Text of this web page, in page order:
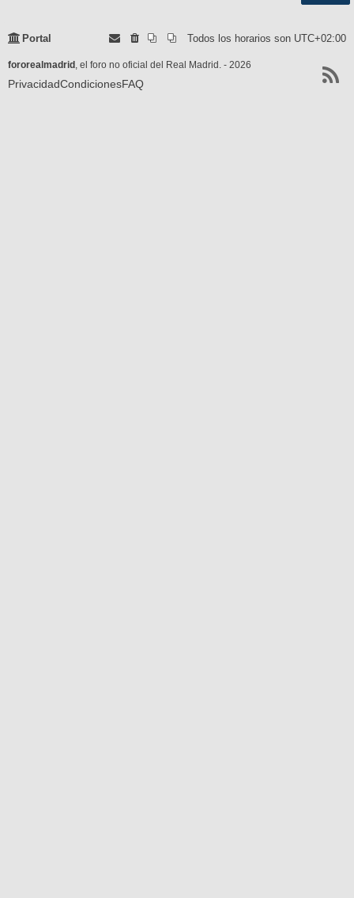
Portal Todos los horarios son UTC+02:00
fororealmadrid, el foro no oficial del Real Madrid. - 2026
PrivacidadCondicionesFAQ